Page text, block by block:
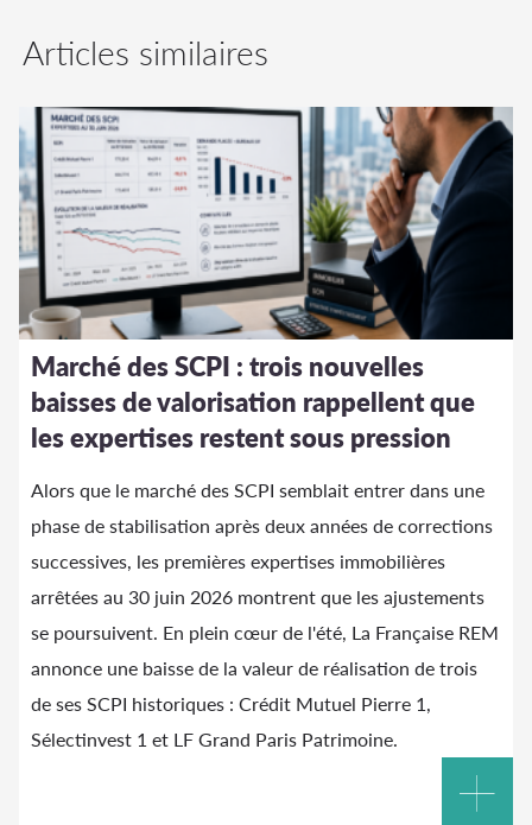
Articles similaires
Marché des SCPI : trois nouvelles
baisses de valorisation rappellent que
les expertises restent sous pression
Alors que le marché des SCPI semblait entrer dans une
phase de stabilisation après deux années de corrections
successives, les premières expertises immobilières
arrêtées au 30 juin 2026 montrent que les ajustements
se poursuivent. En plein cœur de l'été, La Française REM
annonce une baisse de la valeur de réalisation de trois
de ses SCPI historiques : Crédit Mutuel Pierre 1,
Sélectinvest 1 et LF Grand Paris Patrimoine.